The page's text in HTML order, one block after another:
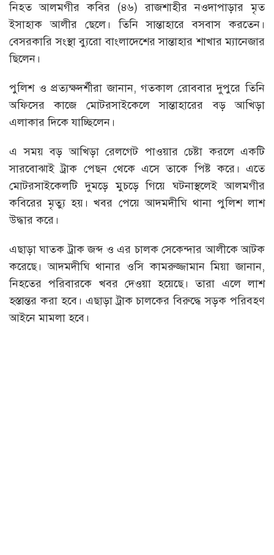
নিহত আলমগীর কবির (৪৬) রাজশাহীর নওদাপাড়ার মৃত
ইসাহাক আলীর ছেলে। তিনি সান্তাহারে বসবাস করতেন।
বেসরকারি সংস্থা ব্যুরো বাংলাদেশের সান্তাহার শাখার ম্যানেজার
ছিলেন।
পুলিশ ও প্রত্যক্ষদর্শীরা জানান, গতকাল রোববার দুপুরে তিনি
অফিসের কাজে মোটরসাইকেলে সান্তাহারের বড় আখিড়া
এলাকার দিকে যাচ্ছিলেন।
এ সময় বড় আখিড়া রেলগেট পাওয়ার চেষ্টা করলে একটি
সারবোঝাই ট্রাক পেছন থেকে এসে তাকে পিষ্ট করে। এতে
মোটরসাইকেলটি দুমড়ে মুচড়ে গিয়ে ঘটনাস্থলেই আলমগীর
কবিরের মৃত্যু হয়। খবর পেয়ে আদমদীঘি থানা পুলিশ লাশ
উদ্ধার করে।
এছাড়া ঘাতক ট্রাক জব্দ ও এর চালক সেকেন্দার আলীকে আটক
করেছে। আদমদীঘি থানার ওসি কামরুজ্জামান মিয়া জানান,
নিহতের পরিবারকে খবর দেওয়া হয়েছে। তারা এলে লাশ
হস্তান্তর করা হবে। এছাড়া ট্রাক চালকের বিরুদ্ধে সড়ক পরিবহণ
আইনে মামলা হবে।